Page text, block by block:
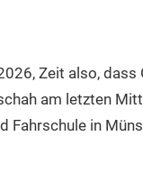
Zeit also,
am letzten
Fahrschule in